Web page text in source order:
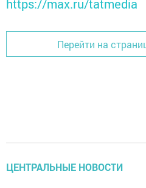
https://max.ru/tatmedia
Перейти на
ЦЕНТРАЛЬНЫЕ НОВОСТИ